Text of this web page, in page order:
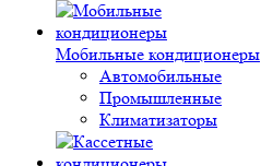
Мобильные кондиционеры
Автомобильные
Промышленные
Климатизаторы